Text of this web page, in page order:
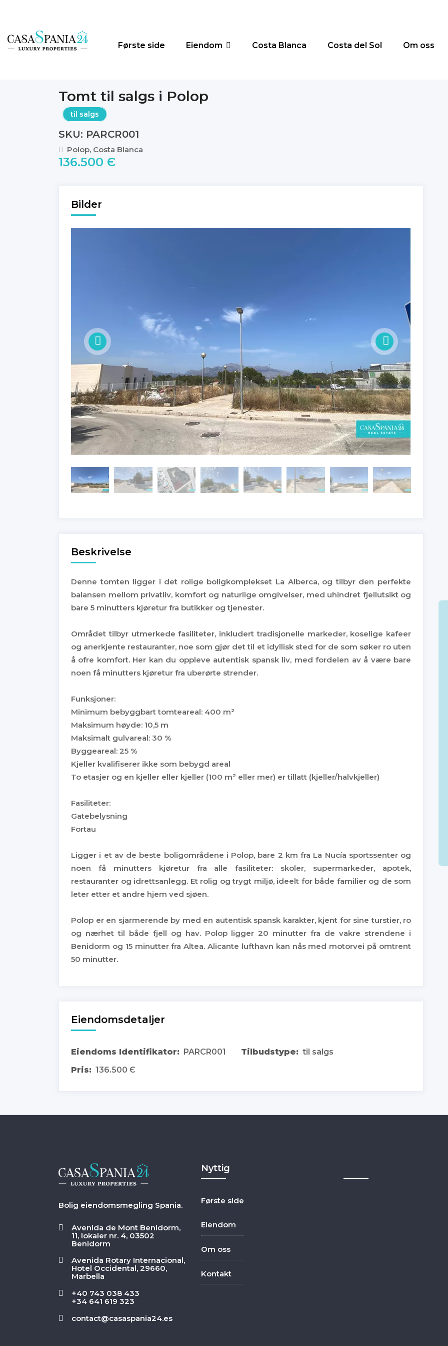
Første side Eiendom Costa Blanca Costa del Sol Om oss
Tomt til salgs i Polop
til salgs
SKU: PARCR001
Polop, Costa Blanca
136.500 Є
Bilder
Beskrivelse
Denne tomten ligger i det rolige boligkomplekset La Alberca, og tilbyr den perfekte
balansen mellom privatliv, komfort og naturlige omgivelser, med uhindret fjellutsikt og
bare 5 minutters kjøretur fra butikker og tjenester.
Området tilbyr utmerkede fasiliteter, inkludert tradisjonelle markeder, koselige kafeer
og anerkjente restauranter, noe som gjør det til et idyllisk sted for de som søker ro uten
å ofre komfort. Her kan du oppleve autentisk spansk liv, med fordelen av å være bare
noen få minutters kjøretur fra uberørte strender.
Funksjoner:
Minimum bebyggbart tomteareal: 400 m²
Maksimum høyde: 10,5 m
Maksimalt gulvareal: 30 %
Byggeareal: 25 %
Kjeller kvalifiserer ikke som bebygd areal
To etasjer og en kjeller eller kjeller (100 m² eller mer) er tillatt (kjeller/halvkjeller)
Fasiliteter:
Gatebelysning
Fortau
Ligger i et av de beste boligområdene i Polop, bare 2 km fra La Nucía sportssenter og
noen få minutters kjøretur fra alle fasiliteter: skoler, supermarkeder, apotek,
restauranter og idrettsanlegg. Et rolig og trygt miljø, ideelt for både familier og de som
leter etter et andre hjem ved sjøen.
Polop er en sjarmerende by med en autentisk spansk karakter, kjent for sine turstier, ro
og nærhet til både fjell og hav. Polop ligger 20 minutter fra de vakre strendene i
Benidorm og 15 minutter fra Altea. Alicante lufthavn kan nås med motorvei på omtrent
50 minutter.
Eiendomsdetaljer
Eiendoms Identifikator: PARCR001 Tilbudstype: til salgs
Pris: 136.500 Є
Bolig eiendomsmegling Spania.
Avenida de Mont Benidorm,
11, lokaler nr. 4, 03502
Benidorm
Avenida Rotary Internacional,
Hotel Occidental, 29660,
Marbella
+40 743 038 433
+34 641 619 323
contact@casaspania24.es
Nyttig
Første side
Eiendom
Om oss
Kontakt